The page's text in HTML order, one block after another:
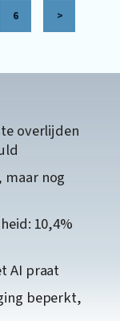
6 >
overlijden
nog
10,4%
AI praat
beperkt,